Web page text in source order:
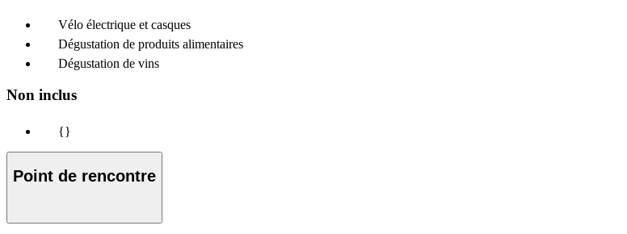
Vélo électrique et casques
Dégustation de produits alimentaires
Dégustation de vins
Non inclus
{}
Point de rencontre